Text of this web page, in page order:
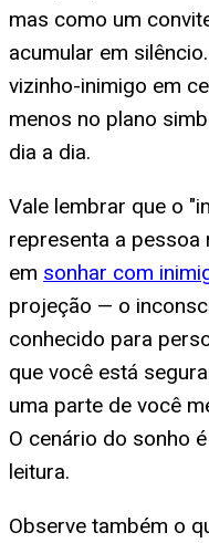
mas como um
acumular em
vizinho-inimigo em
menos no plano
dia a dia.
Vale lembrar que o
representa a
em sonhar com
projeção — o
conhecido para
que você está
uma parte de você
O cenário do sonho
leitura.
Observe também o